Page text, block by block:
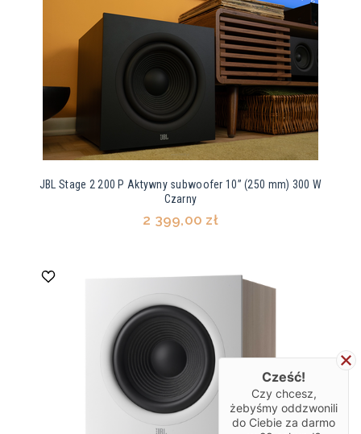
JBL Stage 2 200 P Aktywny subwoofer 10” (250 mm) 300 W
Czarny
2 399,00 zł
Cześć!
Czy chcesz,
żebyśmy oddzwonili
do Ciebie za darmo